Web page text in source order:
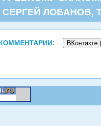
СЕРГЕЙ ЛОБАНОВ,
ВКонтакте (